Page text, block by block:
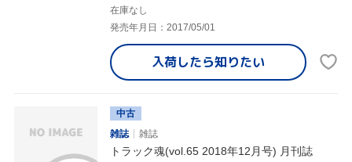
在庫なし
発売年月日：2017/05/01
入荷したら知りたい
中古
雑誌
雑誌
トラック魂(vol.65 2018年12月号) 月刊誌